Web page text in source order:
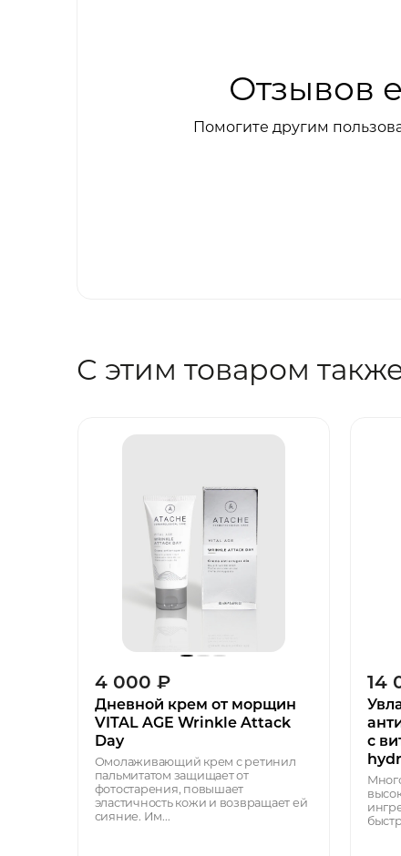
Отзывов
Помогите другим
С этим товаром
4 000 ₽
Дневной крем от морщин
VITAL AGE Wrinkle Attack
Day
Омолаживающий крем с ретинил
пальмитатом защищает от
фотостарения, повышает
эластичность кожи и возвращает ей
сияние. Им...
14
с